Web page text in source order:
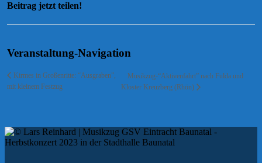
Beitrag jetzt teilen!
Veranstaltung-Navigation
Kirmes in Großenritte: “Ausgraben”,
mit kleinem Festzug
Musikzug-“Aktivenfahrt” nach Fulda und
Kloster Kreuzberg (Rhön)